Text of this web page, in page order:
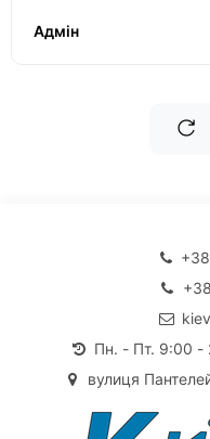
Адмін
Пн. - Пт. 9:00 -
вулиця